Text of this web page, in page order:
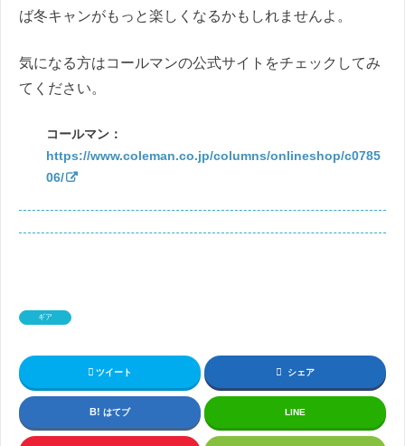
ば冬キャンがもっと楽しくなるかもしれませんよ。
気になる方はコールマンの公式サイトをチェックしてみ
てください。
コールマン：
https://www.coleman.co.jp/columns/onlineshop/c0785
06/
ギア
ツイート シェア
はてブ LINE